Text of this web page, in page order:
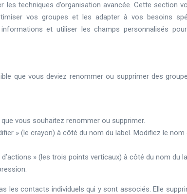
techniques d’organisation avancée. Cette section
vos groupes et les adapter à vos besoins
et utiliser les champs personnalisés
que vous deviez renommer ou supprimer des
vous souhaitez renommer ou supprimer.
» (le crayon) à côté du nom du label. Modifiez le
» (les trois points verticaux) à côté du nom du
les contacts individuels qui y sont associés. Elle